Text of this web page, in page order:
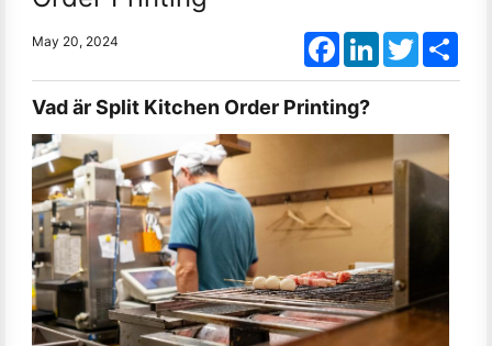
May 20, 2024 FacebookLinkedInTwitter
Vad är Split Kitchen Order Printing?